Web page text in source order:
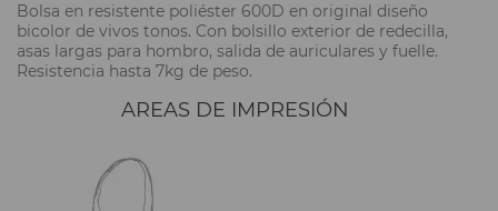
Bolsa en resistente poliéster 600D en original diseño
bicolor de vivos tonos. Con bolsillo exterior de redecilla,
asas largas para hombro, salida de auriculares y fuelle.
Resistencia hasta 7kg de peso.
AREAS DE IMPRESIÓN